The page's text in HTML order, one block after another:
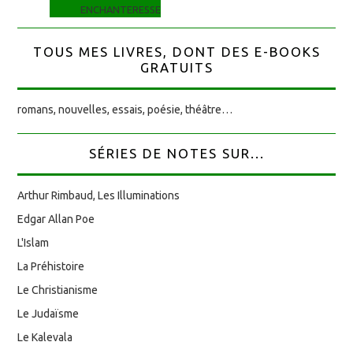
ENCHANTERESSE
TOUS MES LIVRES, DONT DES E-BOOKS
GRATUITS
romans, nouvelles, essais, poésie, théâtre…
SÉRIES DE NOTES SUR...
Arthur Rimbaud, Les Illuminations
Edgar Allan Poe
L'Islam
La Préhistoire
Le Christianisme
Le Judaïsme
Le Kalevala